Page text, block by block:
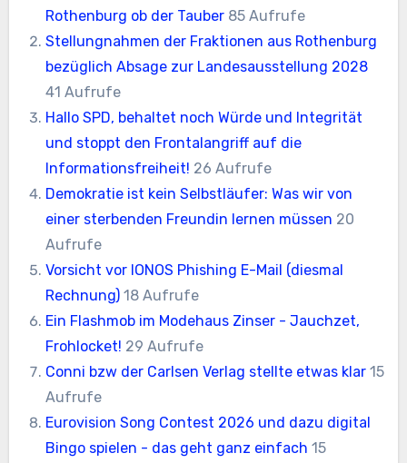
Rothenburg ob der Tauber 85 Aufrufe
Stellungnahmen der Fraktionen aus Rothenburg
bezüglich Absage zur Landesausstellung 2028
41 Aufrufe
Hallo SPD, behaltet noch Würde und Integrität
und stoppt den Frontalangriff auf die
Informationsfreiheit! 26 Aufrufe
Demokratie ist kein Selbstläufer: Was wir von
einer sterbenden Freundin lernen müssen 20
Aufrufe
Vorsicht vor IONOS Phishing E-Mail (diesmal
Rechnung) 18 Aufrufe
Ein Flashmob im Modehaus Zinser - Jauchzet,
Frohlocket! 29 Aufrufe
Conni bzw der Carlsen Verlag stellte etwas klar 15
Aufrufe
Eurovision Song Contest 2026 und dazu digital
Bingo spielen - das geht ganz einfach 15